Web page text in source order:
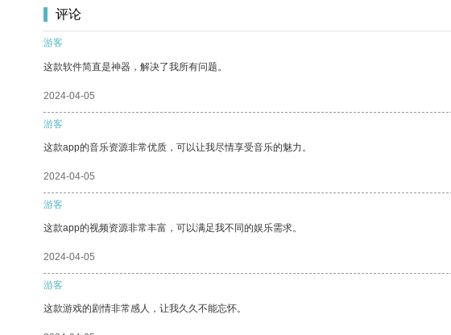
评论
游客
这款软件简直是神器，解决了我所有问题。
2024-04-05
游客
这款app的音乐资源非常优质，可以让我尽情享受音乐的魅力。
2024-04-05
游客
这款app的视频资源非常丰富，可以满足我不同的娱乐需求。
2024-04-05
游客
这款游戏的剧情非常感人，让我久久不能忘怀。